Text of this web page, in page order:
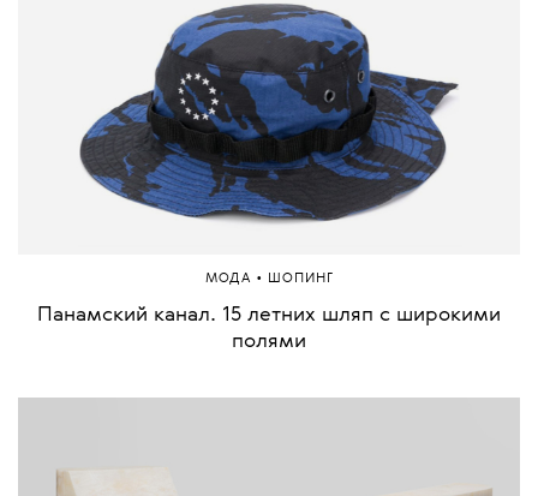
МОДА • ШОПИНГ
Панамский канал. 15 летних шляп с широкими
полями